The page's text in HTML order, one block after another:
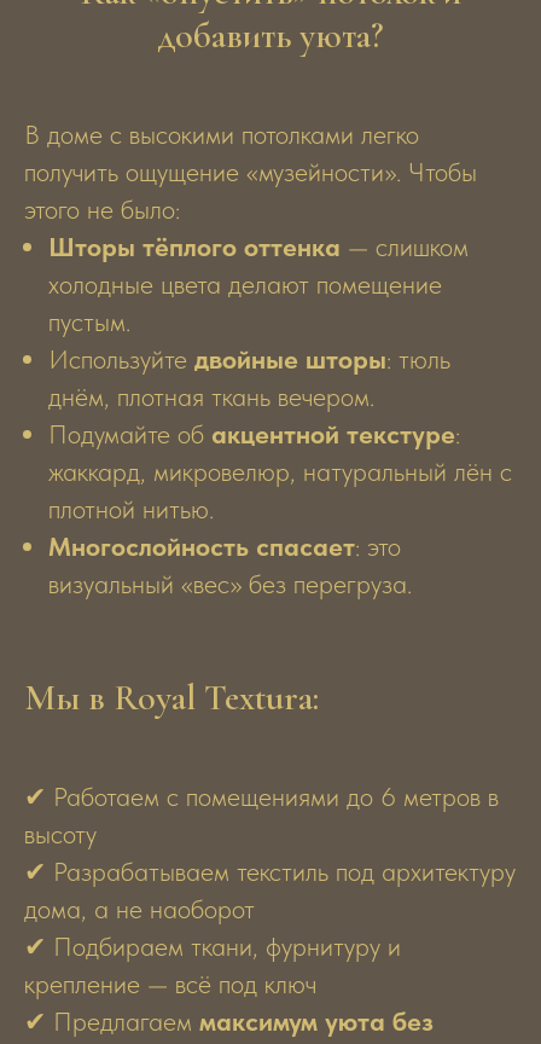
добавить уюта?
В доме с высокими потолками легко
получить ощущение «музейности». Чтобы
этого не было:
Шторы тёплого оттенка — слишком
холодные цвета делают помещение
пустым.
Используйте двойные шторы: тюль
днём, плотная ткань вечером.
Подумайте об акцентной текстуре:
жаккард, микровелюр, натуральный лён с
плотной нитью.
Многослойность спасает: это
визуальный «вес» без перегруза.
Мы в Royal Textura:
✔ Работаем с помещениями до 6 метров в
высоту
✔ Разрабатываем текстиль под архитектуру
дома, а не наоборот
✔ Подбираем ткани, фурнитуру и
крепление — всё под ключ
✔ Предлагаем максимум уюта без